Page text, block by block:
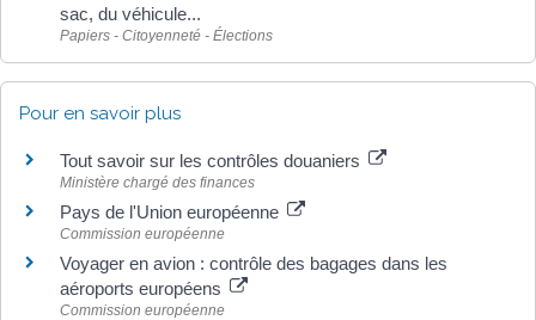
sac, du véhicule...
Papiers - Citoyenneté - Élections
Pour en savoir plus
Tout savoir sur les contrôles douaniers
Ministère chargé des finances
Pays de l'Union européenne
Commission européenne
Voyager en avion : contrôle des bagages dans les
aéroports européens
Commission européenne